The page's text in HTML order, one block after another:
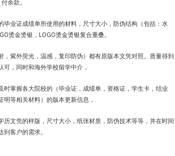
余款。
毕业证成绩单所使用的材料，尺寸大小，防伪结构（包括：水
烫金烫银，LOGO烫金烫银复合重叠。
，紫外荧光，温感，复印防伪）都有原版本文凭对照。质量得到
可，同时和海外学校留学中介，
时掌握各大院校的（毕业证，成绩单，资格证，学生卡，结业
明等相关材料）的版本更新信息，
历文凭的样版，尺寸大小，纸张材质，防伪技术等等，并在时间
客户的需求。